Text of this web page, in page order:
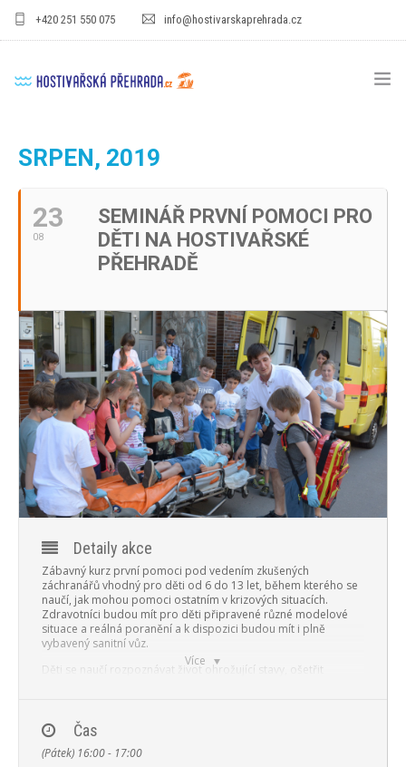
+420 251 550 075 info@hostivarskaprehrada.cz
SPORT
GASTRO
PRO FIRMY
PROGRAM
NOVINKY
GALERIE
KONTAKTY
SRPEN, 2019
23
08
SEMINÁŘ PRVNÍ POMOCI PRO
DĚTI NA HOSTIVAŘSKÉ
PŘEHRADĚ
Více
Detaily akce
Zábavný kurz první pomoci pod vedením zkušených
záchranářů vhodný pro děti od 6 do 13 let, během kterého se
naučí, jak mohou pomoci ostatním v krizových situacích.
Zdravotníci budou mít pro děti připravené různé modelové
situace a reálná poranění a k dispozici budou mít i plně
vybavený sanitní vůz.
Děti se naučí rozpoznávat život ohrožující stavy, ošetřit
záchranné služby a neodkladnou resuscitaci na resuscitačních
modelech. Tým profesionálních záchranářů vede děti k týmové
práci a motivuje je k poskytnutí první pomoci, nezapomíná
Čas
(Pátek) 16:00 - 17:00